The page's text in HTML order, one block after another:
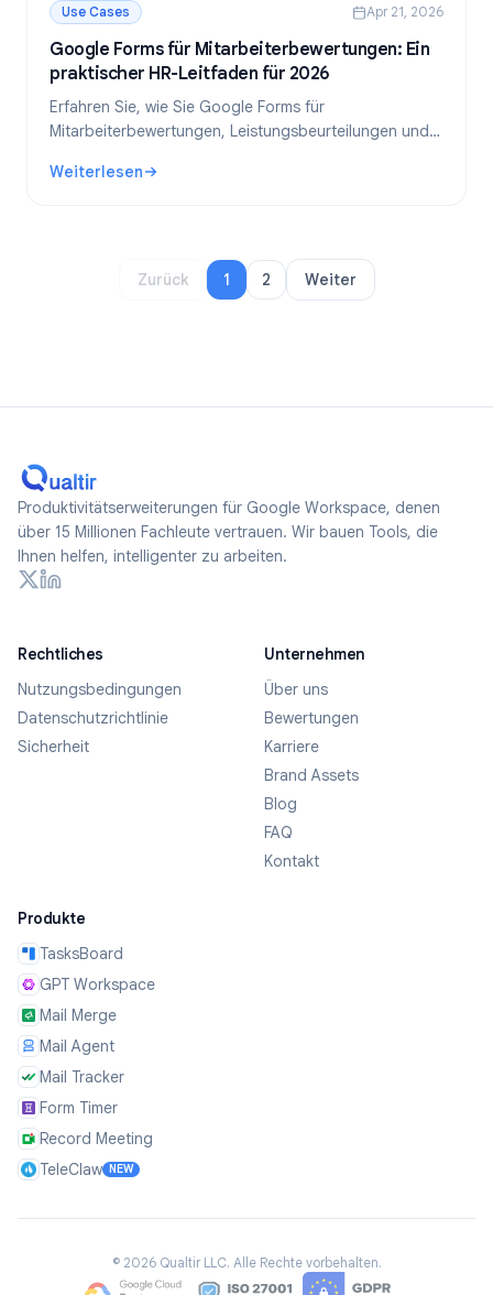
Use Cases Apr 21, 2026
Google Forms für Mitarbeiterbewertungen: Ein
praktischer HR-Leitfaden für 2026
Erfahren Sie, wie Sie Google Forms für
Mitarbeiterbewertungen, Leistungsbeurteilungen und
mit.
Weiterlesen
: Google Forms für Mitarbeiterbewertungen: Ein
Zurück 1 2 Weiter
Produktivitätserweiterungen für Google Workspace, denen
über 15 Millionen Fachleute vertrauen. Wir bauen Tools, die
Ihnen helfen, intelligenter zu arbeiten.
Rechtliches
Nutzungsbedingungen
Datenschutzrichtlinie
Sicherheit
Unternehmen
Über uns
Bewertungen
Karriere
Brand Assets
Blog
FAQ
Kontakt
Produkte
TasksBoard
GPT Workspace
Mail Merge
Mail Agent
Mail Tracker
Form Timer
Record Meeting
TeleClaw NEW
© 2026Qualtir LLC. Alle Rechte vorbehalten.